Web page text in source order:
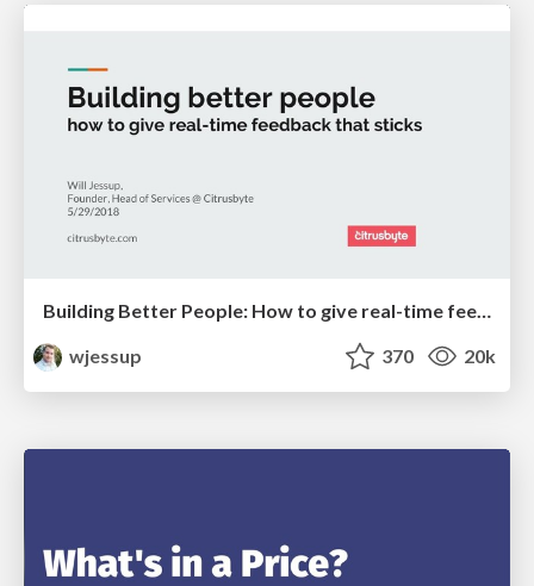
Building Better People: How to give real-time feedback that sticks.
wjessup
370 20k